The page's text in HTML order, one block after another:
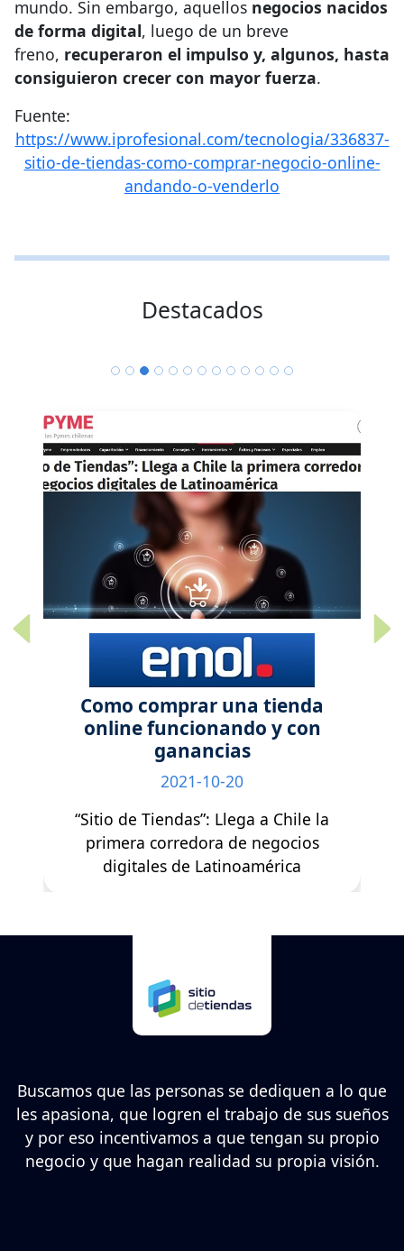
mundo. Sin embargo, aquellos negocios nacidos
de forma digital, luego de un breve
freno, recuperaron el impulso y, algunos, hasta
consiguieron crecer con mayor fuerza.
Fuente:
https://www.iprofesional.com/tecnologia/336837-
sitio-de-tiendas-como-comprar-negocio-online-
andando-o-venderlo
Destacados
Como comprar una tienda
online funcionando y con
ganancias
2021-10-20
“Sitio de Tiendas”: Llega a Chile la
primera corredora de negocios
digitales de Latinoamérica
Previous
Buscamos que las personas se dediquen a lo que
les apasiona, que logren el trabajo de sus sueños
y por eso incentivamos a que tengan su propio
negocio y que hagan realidad su propia visión.